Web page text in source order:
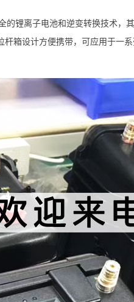
锂离子电池和逆变转换技术
箱设计方便携带，可应用于